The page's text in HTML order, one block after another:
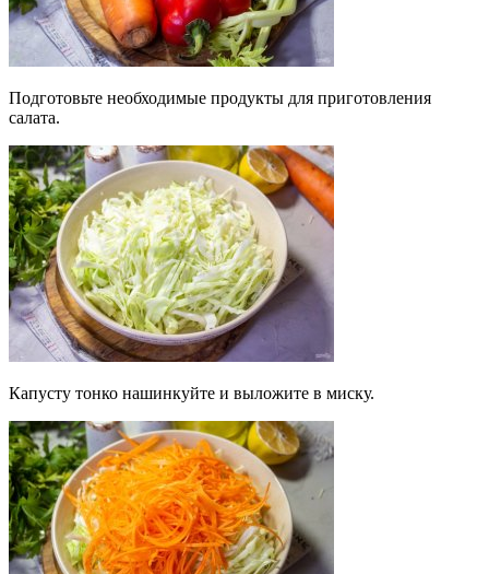
Подготовьте необходимые продукты для приготовления
салата.
Капусту тонко нашинкуйте и выложите в миску.